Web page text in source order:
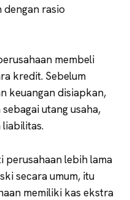
dengan rasio
membeli
kredit. Sebelum
keuangan disiapkan,
utang usaha,
liabilitas.
perusahaan lebih lama
secara umum, itu
memiliki kas ekstra